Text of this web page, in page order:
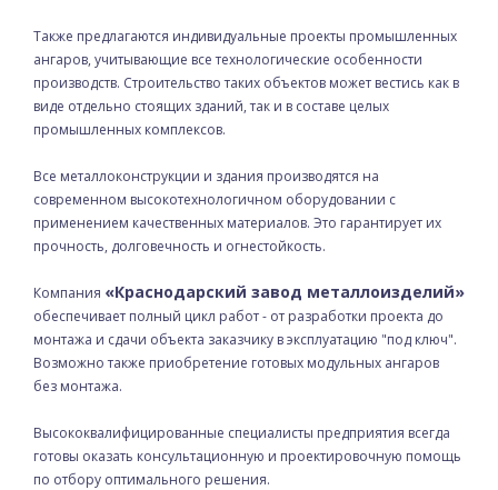
Также предлагаются индивидуальные проекты промышленных
ангаров, учитывающие все технологические особенности
производств. Строительство таких объектов может вестись как в
виде отдельно стоящих зданий, так и в составе целых
промышленных комплексов.
Все металлоконструкции и здания производятся на
современном высокотехнологичном оборудовании с
применением качественных материалов. Это гарантирует их
прочность, долговечность и огнестойкость.
Компания «Краснодарский завод металлоизделий»
обеспечивает полный цикл работ - от разработки проекта до
монтажа и сдачи объекта заказчику в эксплуатацию "под ключ".
Возможно также приобретение готовых модульных ангаров
без монтажа.
Высококвалифицированные специалисты предприятия всегда
готовы оказать консультационную и проектировочную помощь
по отбору оптимального решения.